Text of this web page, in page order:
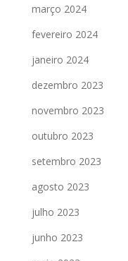
março 2024
fevereiro 2024
janeiro 2024
dezembro 2023
novembro 2023
outubro 2023
setembro 2023
agosto 2023
julho 2023
junho 2023